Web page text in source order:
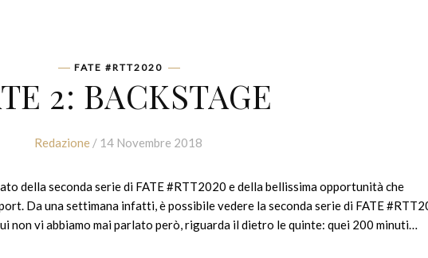
FATE #RTT2020
2: BACKSTAGE
Redazione/ 14 Novembre 2018
della seconda serie di FATE #RTT2020 e della bellissima opportunità che
Da una settimana infatti, è possibile vedere la seconda serie di FATE
non vi abbiamo mai parlato però, riguarda il dietro le quinte: quei 200 minuti…